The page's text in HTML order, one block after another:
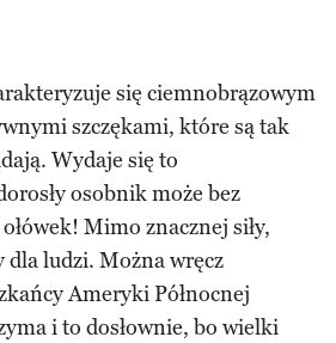
się ciemnobrązowym
szczękami, które są tak
Wydaje się to
osobnik może bez
Mimo znacznej siły,
dla ludzi. Można wręcz
Ameryki Północnej
i to dosłownie, bo wielki